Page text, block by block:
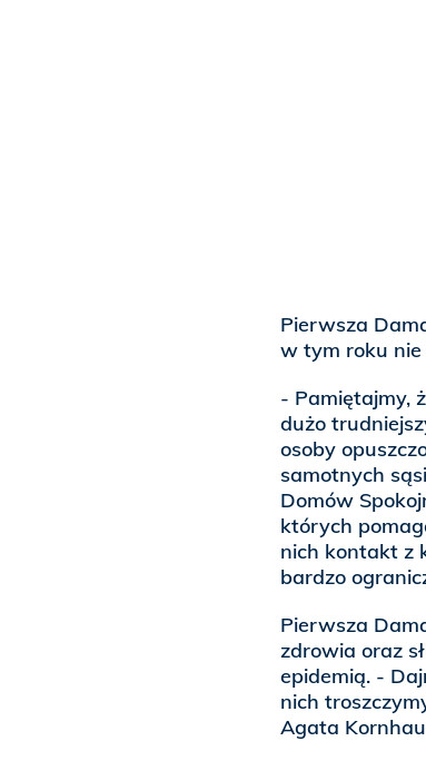
Pierwsza
w tym roku nie
- Pamiętajmy,
dużo
osoby
samotnych
Domów
których
nich kontakt z
bardzo
Pierwsza
zdrowia oraz
epidemią. -
nich
Agata